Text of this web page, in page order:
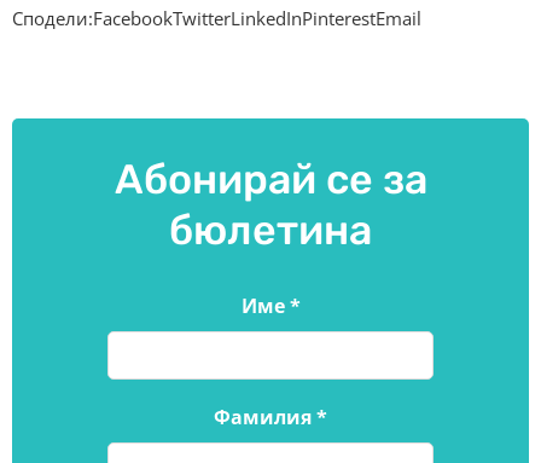
Сподели:FacebookTwitterLinkedInPinterestEmail
Абонирай се за
бюлетина
Име*
Фамилия*